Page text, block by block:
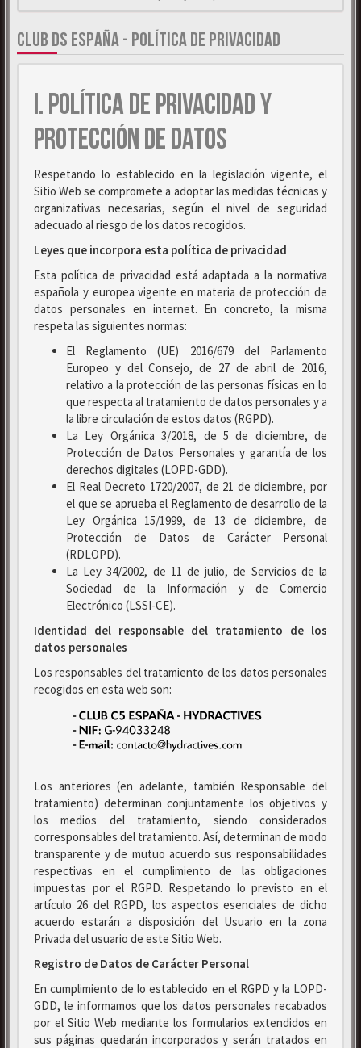
CLUB DS ESPAÑA - POLÍTICA DE PRIVACIDAD
I. POLÍTICA DE PRIVACIDAD Y
PROTECCIÓN DE DATOS
Respetando lo establecido en la legislación vigente, el
Sitio Web se compromete a adoptar las medidas técnicas y
organizativas necesarias, según el nivel de seguridad
adecuado al riesgo de los datos recogidos.
Leyes que incorpora esta política de privacidad
Esta política de privacidad está adaptada a la normativa
española y europea vigente en materia de protección de
datos personales en internet. En concreto, la misma
respeta las siguientes normas:
El Reglamento (UE) 2016/679 del Parlamento
Europeo y del Consejo, de 27 de abril de 2016,
relativo a la protección de las personas físicas en lo
que respecta al tratamiento de datos personales y a
la libre circulación de estos datos (RGPD).
La Ley Orgánica 3/2018, de 5 de diciembre, de
Protección de Datos Personales y garantía de los
derechos digitales (LOPD-GDD).
El Real Decreto 1720/2007, de 21 de diciembre, por
el que se aprueba el Reglamento de desarrollo de la
Ley Orgánica 15/1999, de 13 de diciembre, de
Protección de Datos de Carácter Personal
(RDLOPD).
La Ley 34/2002, de 11 de julio, de Servicios de la
Sociedad de la Información y de Comercio
Electrónico (LSSI-CE).
Identidad del responsable del tratamiento de los
datos personales
Los responsables del tratamiento de los datos personales
recogidos en esta web son:
Los anteriores (en adelante, también Responsable del
tratamiento) determinan conjuntamente los objetivos y
los medios del tratamiento, siendo considerados
corresponsables del tratamiento. Así, determinan de modo
transparente y de mutuo acuerdo sus responsabilidades
respectivas en el cumplimiento de las obligaciones
impuestas por el RGPD. Respetando lo previsto en el
artículo 26 del RGPD, los aspectos esenciales de dicho
acuerdo estarán a disposición del Usuario en la zona
Privada del usuario de este Sitio Web.
Registro de Datos de Carácter Personal
En cumplimiento de lo establecido en el RGPD y la LOPD-
GDD, le informamos que los datos personales recabados
por el Sitio Web mediante los formularios extendidos en
sus páginas quedarán incorporados y serán tratados en